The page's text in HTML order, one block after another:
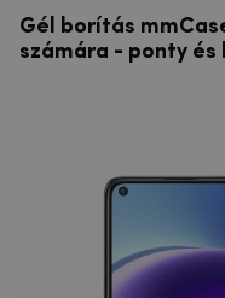
Gél borítás
számára - ponty és